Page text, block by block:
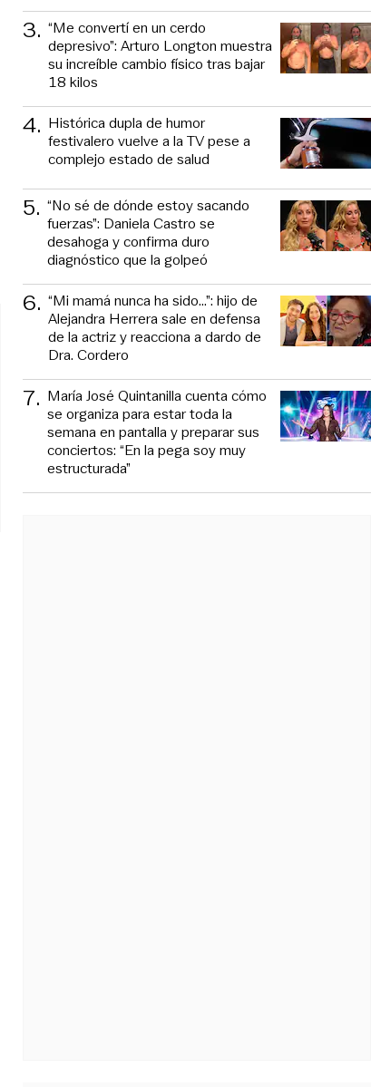
3. “Me convertí en un cerdo
depresivo”: Arturo Longton muestra
su increíble cambio físico tras bajar
18 kilos
4. Histórica dupla de humor
festivalero vuelve a la TV pese a
complejo estado de salud
5. “No sé de dónde estoy sacando
fuerzas”: Daniela Castro se
desahoga y confirma duro
diagnóstico que la golpeó
6. “Mi mamá nunca ha sido...”: hijo de
Alejandra Herrera sale en defensa
de la actriz y reacciona a dardo de
Dra. Cordero
7. María José Quintanilla cuenta cómo
se organiza para estar toda la
semana en pantalla y preparar sus
conciertos: “En la pega soy muy
estructurada”